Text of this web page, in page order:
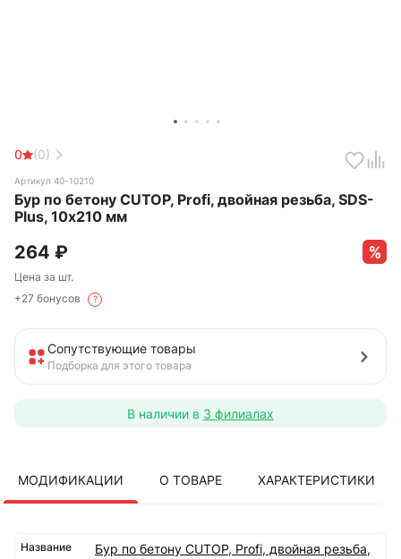
0 (0)
Артикул 40-10210
Бур по бетону CUTOP, Profi, двойная резьба, SDS-
Plus, 10х210 мм
264 ₽
Цена за шт.
+27 бонусов
?
Сопутствующие товары
Подборка для этого товара
В наличии в 3 филиалах
МОДИФИКАЦИИ О ТОВАРЕ ХАРАКТЕРИСТИКИ
Бур по бетону CUTOP, Profi, двойная резьба,